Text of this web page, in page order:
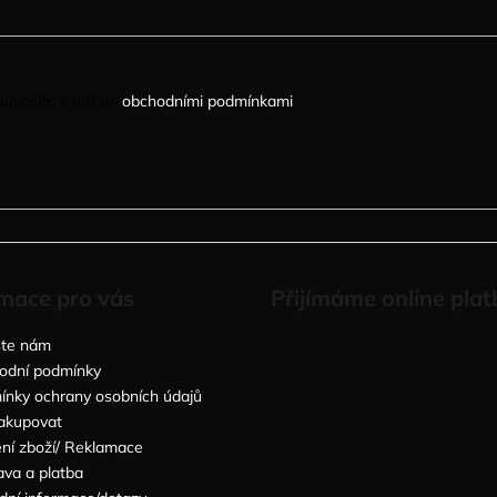
obchodními podmínkami.
nám
podmínky
ochrany osobních údajů
zboží/ Reklamace
a platba